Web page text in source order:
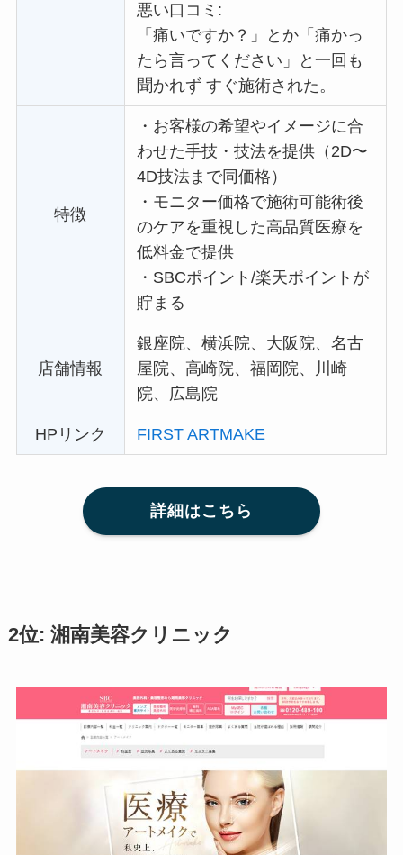
悪い口コミ:
「痛いですか？」とか「痛かっ
たら言ってください」と一回も
聞かれず すぐ施術された。
特徴
・ お客様の希望やイメージに合
わせた手技・技法を提供（2D〜
4D技法まで同価格）
・ モニター価格で施術可能術後
のケアを重視した高品質医療を
低料金で提供
・ SBCポイント/楽天ポイントが
貯まる
店舗情報
銀座院、横浜院、大阪院、名古
屋院、高崎院、福岡院、川崎
院、広島院
HPリンク FIRST ARTMAKE
詳細はこちら
2位: 湘南美容クリニック